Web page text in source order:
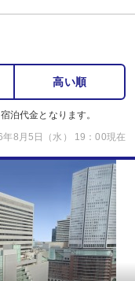
高い順
泊代金となります。
年8月5日（水） 19：00現在